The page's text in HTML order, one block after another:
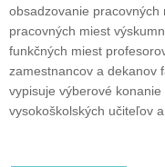
obsadzovanie pracovných
pracovných miest
funkčných miest
zamestnancov a dekanov
vypisuje výberové
vysokoškolských učiteľov